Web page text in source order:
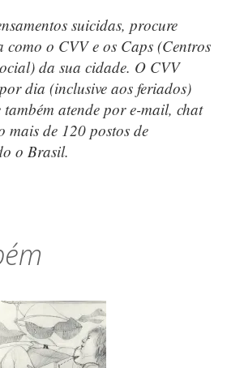
suicidas, procure
como o CVV e os Caps (Centros
da sua cidade. O CVV
dia (inclusive aos feriados)
atende por e-mail, chat
mais de 120 postos de
o Brasil.